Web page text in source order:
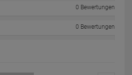
0 Bewertungen
0 Bewertungen